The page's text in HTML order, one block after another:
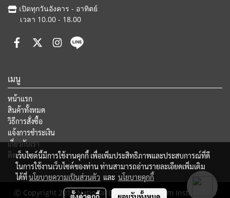
เปิดทุกวันอังคาร - อาทิตย์
เวลา 10.00 - 18.00
เมนู
หน้าแรก
สินค้าทั้งหมด
วิธีการสั่งซื้อ
แจ้งการชำระเงิน
เกี่ยวกับเรา
ติดต่อเรา
Ⓒ Copyright 2015 National Discovery Museum Institute, All
เว็บไซต์นี้มีการใช้งานคุกกี้ เพื่อเพิ่มประสิทธิภาพและประสบการณ์ที่ดี
ในการใช้งานเว็บไซต์ของท่าน ท่านสามารถอ่านรายละเอียดเพิ่มเติม
ได้ที่นโยบายความเป็นส่วนตัว และ นโยบายคุกกี้